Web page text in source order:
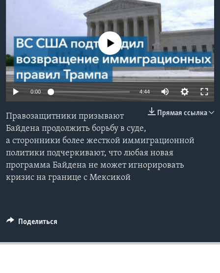
СОЦИАЛЬНЫЕ СЕТИ
Языки
No media source currently available
0:00 4:44
Прямая ссылка
Правозащитники призывают
Байдена продолжить борьбу в суде,
а сторонники более жесткой иммиграционной
политики подчеркивают, что любая новая
программа Байдена не может игнорировать
кризис на границе с Мексикой
Поделиться